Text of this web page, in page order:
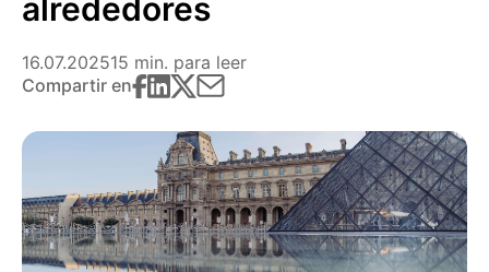
alrededores
16.07.202515 min. para leer
Compartir en